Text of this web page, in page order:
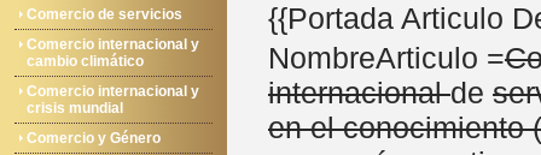
Comercio de servicios
Comercio internacional y
cambio climático
Comercio internacional y
crisis mundial
Comercio y Género
{{Portada Articulo
NombreArticulo =
internacionalde
en el conocimiento